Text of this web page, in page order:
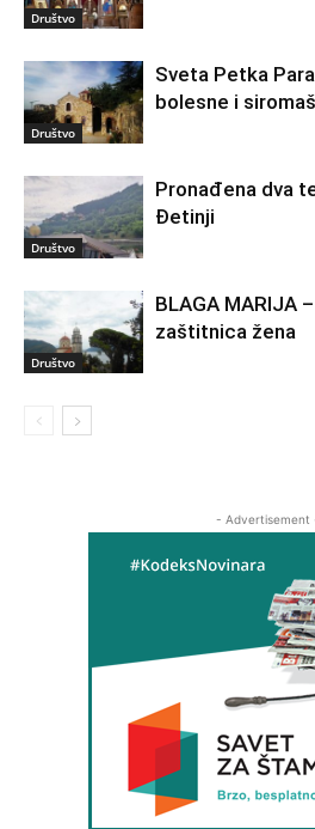
Društvo
Društvo
Sveta Petka
bolesne i
Društvo
Pronađena dva
Đetinji
Društvo
BLAGA MARIJA
zaštitnica žena
- Advertisement